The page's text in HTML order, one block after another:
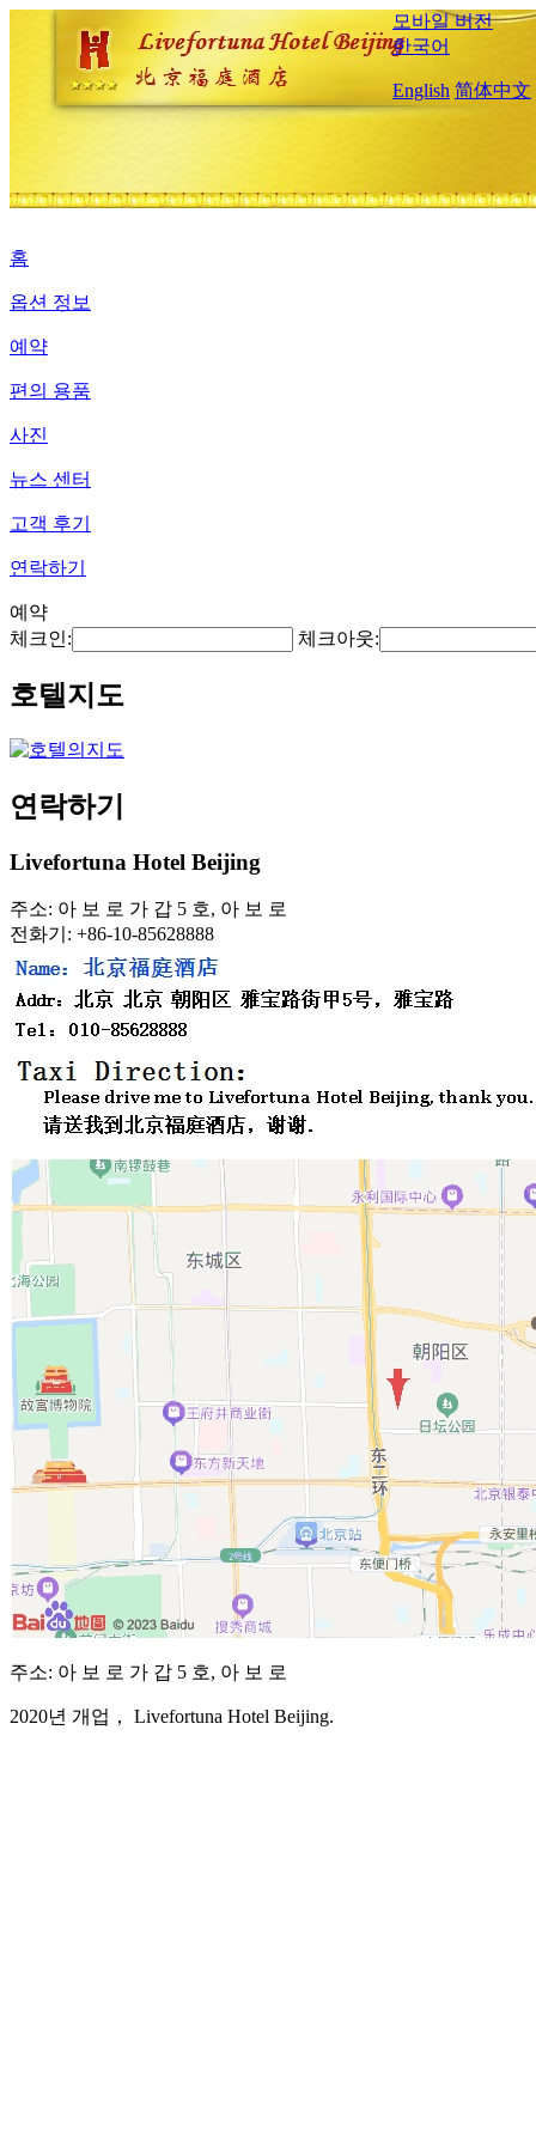
모바일 버전
한국어
English 简体中文
홈
옵션 정보
예약
편의 용품
사진
뉴스 센터
고객 후기
연락하기
예약
체크인:
체크아웃:
호텔지도
연락하기
Livefortuna Hotel Beijing
주소: 아 보 로 가 갑 5 호, 아 보 로
전화기: +86-10-85628888
주소: 아 보 로 가 갑 5 호, 아 보 로
2020년 개업， Livefortuna Hotel Beijing.